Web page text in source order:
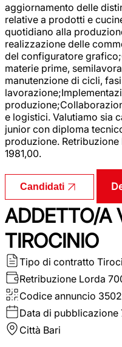
aggiornamento delle
relative a prodotti e
quotidiano alla
realizzazione delle
del configuratore
materie prime,
manutenzione di cicli,
e logistici. Valutiamo sia
junior con diploma
produzione.
1981,00.
Candidati
ADDETTO/A
TIROCINIO
Tipo di contratto
Retribuzione Lorda
Codice annuncio
Data di pubblicazione
Città Bari